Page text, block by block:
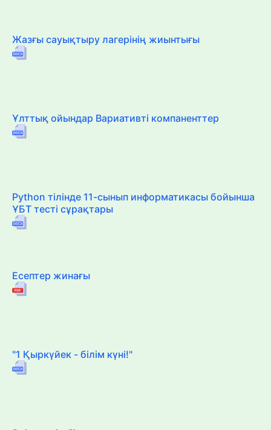
Жазғы сауықтыру лагерінің жиынтығы
Ұлттық ойындар Вариативті компаненттер
Python тілінде 11-сынып информатикасы бойынша
ҰБТ тесті сұрақтары
Есептер жинағы
"1 Қыркүйек - білім күні!"